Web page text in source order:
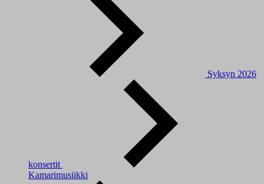
Syksyn 2026
konsertit
Kamarimusiikki